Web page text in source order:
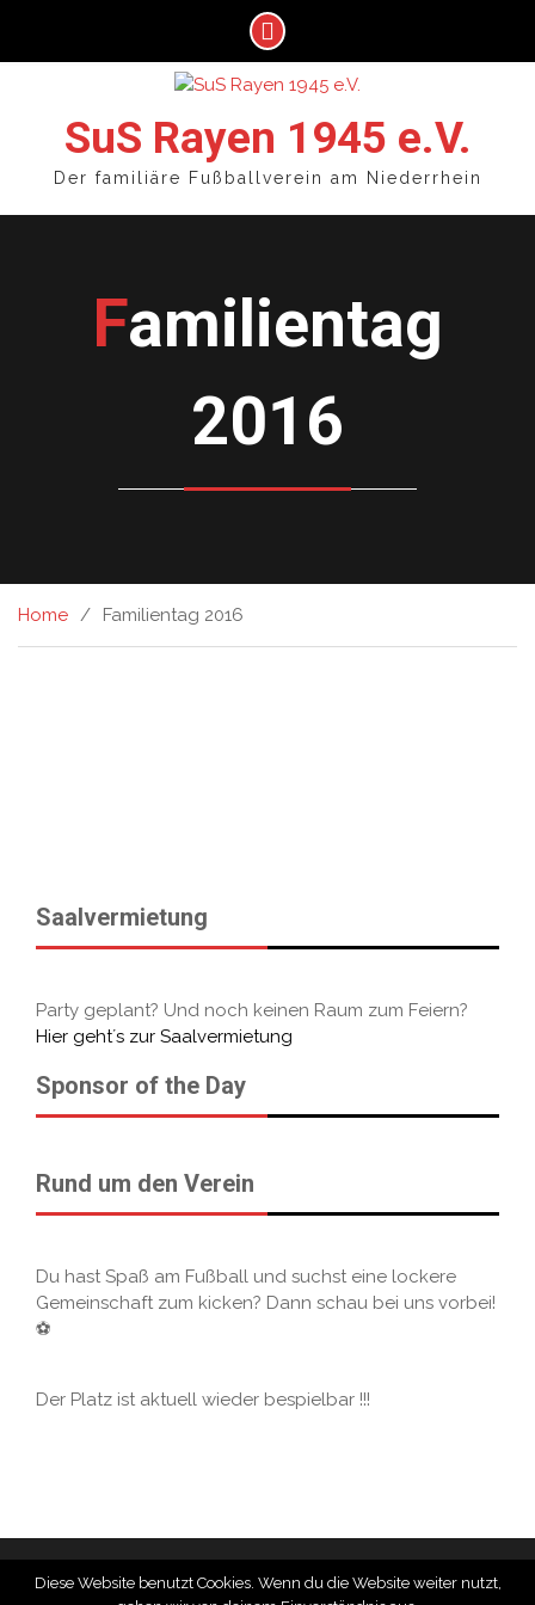
SuS Rayen 1945 e.V.
Der familiäre Fußballverein am Niederrhein
Familientag
2016
Home Familientag 2016
Saalvermietung
Party geplant? Und noch keinen Raum zum Feiern?
Hier geht´s zur Saalvermietung
Sponsor of the Day
Rund um den Verein
Du hast Spaß am Fußball und suchst eine lockere
Gemeinschaft zum kicken? Dann schau bei uns vorbei!
⚽
Der Platz ist aktuell wieder bespielbar !!!
Footer Text
Diese Website benutzt Cookies. Wenn du die Website weiter nutzt,